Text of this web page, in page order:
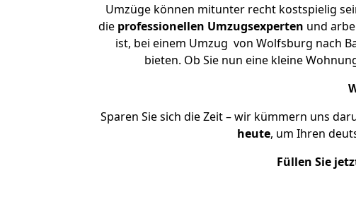
Umzüge können mitunter recht kostspielig
die professionellen Umzugsexperten und
ist, bei einem Umzug von Wolfsburg nach
bieten. Ob Sie nun eine kleine
Sparen Sie sich die Zeit – wir kümmern uns
heute, um Ihren
Füllen Sie